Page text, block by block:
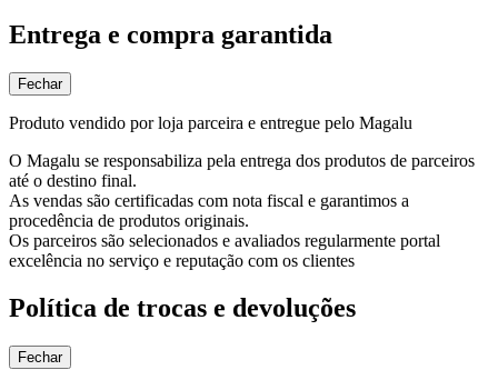
Entrega e compra garantida
Fechar
Produto vendido por loja parceira e entregue pelo Magalu
O Magalu se responsabiliza pela entrega dos produtos de parceiros
até o destino final.
As vendas são certificadas com nota fiscal e garantimos a
procedência de produtos originais.
Os parceiros são selecionados e avaliados regularmente portal
excelência no serviço e reputação com os clientes
Política de trocas e devoluções
Fechar